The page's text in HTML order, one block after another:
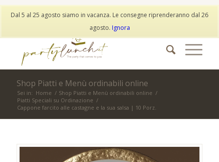
My Account
Wishlist
Shop Piatti e Menù ordinabili online
Sei in: Home / Shop Piatti e Menù ordinabili online /
Piatti Speciali su Ordinazione /
Cappone farcito alle castagne e la sua salsa | 10 Porz.
Dal 5 al 25 agosto siamo in vacanza. Le consegne riprenderanno dal 26
agosto. Ignora